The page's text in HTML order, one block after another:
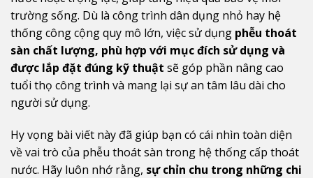
trường sống. Dù là công trình dân dụng nhỏ hay hệ
thống công cộng quy mô lớn, việc sử dụng phễu thoát
sàn chất lượng, phù hợp với mục đích sử dụng và
được lắp đặt đúng kỹ thuật sẽ góp phần nâng cao
tuổi thọ công trình và mang lại sự an tâm lâu dài cho
người sử dụng.
Hy vọng bài viết này đã giúp bạn có cái nhìn toàn diện
về vai trò của phễu thoát sàn trong hệ thống cấp thoát
nước. Hãy luôn nhớ rằng, sự chỉn chu trong những chi